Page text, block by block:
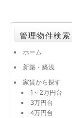
管理物件検索
ホーム
新築・築浅
家賃から探す
1～2万円台
3万円台
4万円台